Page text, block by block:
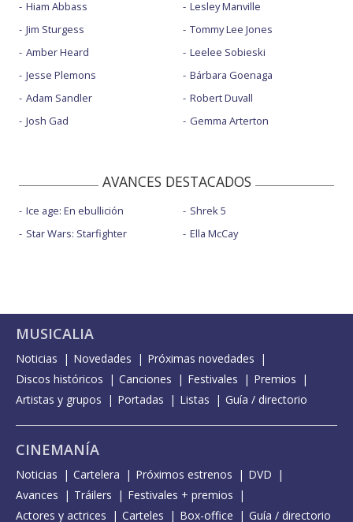
Hiam Abbass
Jim Sturgess
Amber Heard
Jesse Plemons
Adam Sandler
Josh Gad
Lesley Manville
Tommy Lee Jones
Leelee Sobieski
Bárbara Goenaga
Robert Duvall
Gemma Arterton
AVANCES DESTACADOS
Ice age: En ebullición
Star Wars: Starfighter
Shrek 5
Ella McCay
MUSICALIA
Noticias Novedades
Próximas novedades
Discos históricos
Canciones Festivales
Premios
Artistas y grupos
Portadas Listas Guía / directorio
CINEMANÍA
Noticias Cartelera Próximos estrenos
DVD
Avances
Tráilers
Festivales + premios
Actores y actrices
Carteles Box-office Guía / directorio